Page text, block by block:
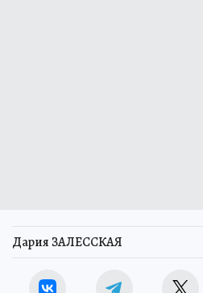
Дария ЗАЛЕССКАЯ